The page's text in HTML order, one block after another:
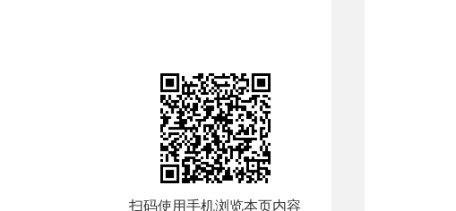
扫码使用手机浏览本页内容